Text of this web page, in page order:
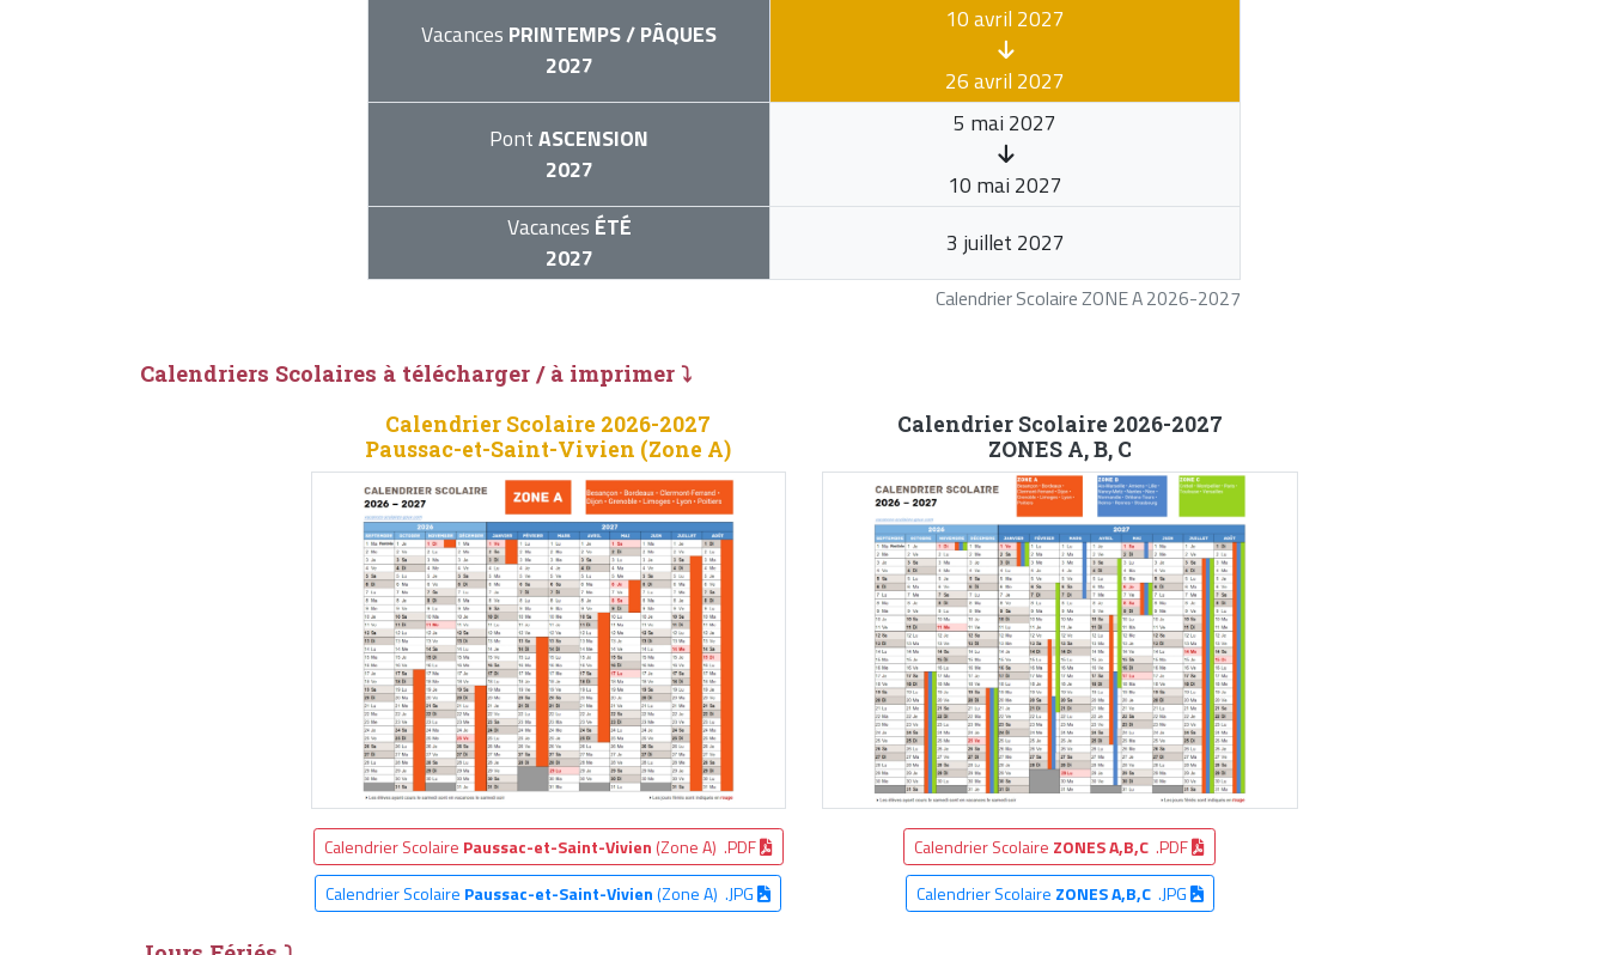
Calendrier Scolaire ZONE A 2026-2027
Vacances PRINTEMPS / PÂQUES
2027
10 avril 2027
26 avril 2027
PontASCENSION
2027
5 mai 2027
10 mai 2027
Vacances ÉTÉ
2027
3 juillet 2027
Calendriers Scolaires à télécharger / à imprimer ⤵
Calendrier Scolaire 2026-2027
Paussac-et-Saint-Vivien (Zone A)
Calendrier Scolaire Paussac-et-Saint-Vivien (Zone A) .PDF
Calendrier Scolaire Paussac-et-Saint-Vivien(Zone A) .JPG
Calendrier Scolaire 2026-2027
ZONES A, B, C
Calendrier Scolaire ZONES A,B,C .PDF
Calendrier Scolaire ZONES A,B,C.JPG